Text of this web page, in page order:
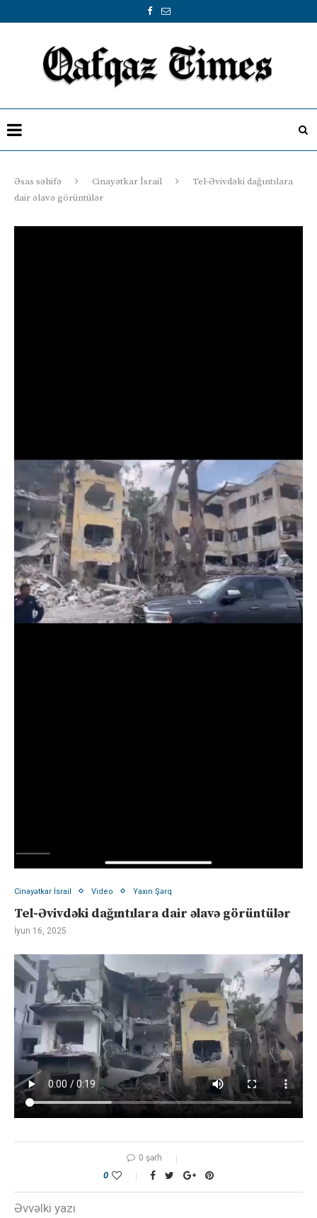
Əsas səhifə Cinayətkar İsrail
Tel-Əvivdəki dağıntılara
dair əlavə görüntülər
Cinayətkar İsrail Video Yaxın Şərq
Tel-Əvivdəki dağıntılara dair əlavə görüntülər
İyun 16, 2025
0 şərh
0
Əvvəlki yazı